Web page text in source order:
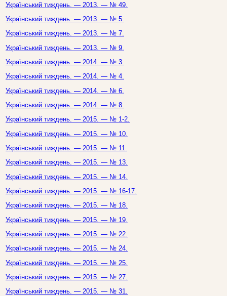
Український тиждень. — 2013. — № 49.
Український тиждень. — 2013. — № 5.
Український тиждень. — 2013. — № 7.
Український тиждень. — 2013. — № 9.
Український тиждень. — 2014. — № 3.
Український тиждень. — 2014. — № 4.
Український тиждень. — 2014. — № 6.
Український тиждень. — 2014. — № 8.
Український тиждень. — 2015. — № 1-2.
Український тиждень. — 2015. — № 10.
Український тиждень. — 2015. — № 11.
Український тиждень. — 2015. — № 13.
Український тиждень. — 2015. — № 14.
Український тиждень. — 2015. — № 16-17.
Український тиждень. — 2015. — № 18.
Український тиждень. — 2015. — № 19.
Український тиждень. — 2015. — № 22.
Український тиждень. — 2015. — № 24.
Український тиждень. — 2015. — № 25.
Український тиждень. — 2015. — № 27.
Український тиждень. — 2015. — № 31.